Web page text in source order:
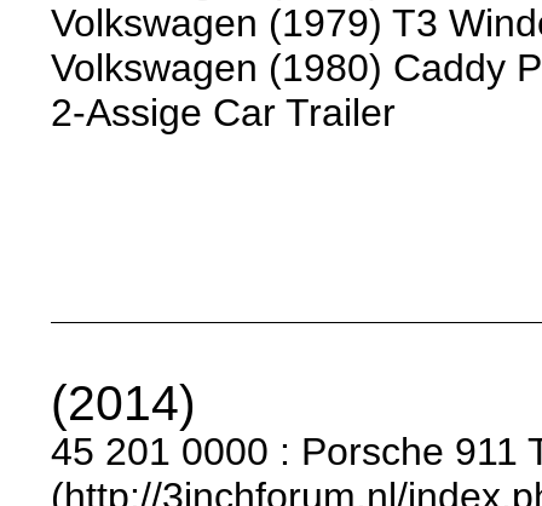
Volkswagen (1979) T3
Volkswagen (1980) Caddy
2-Assige Car Trailer
(2014)
45 201 0000 : Porsche 911
(http://3inchforum.nl/